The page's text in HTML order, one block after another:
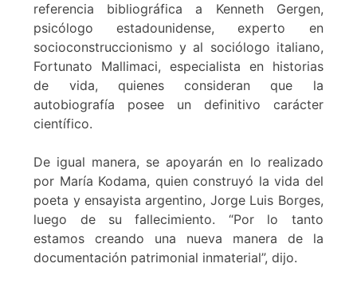
referencia bibliográfica a Kenneth Gergen,
psicólogo estadounidense, experto en
socioconstruccionismo y al sociólogo italiano,
Fortunato Mallimaci, especialista en historias
de vida, quienes consideran que la
autobiografía posee un definitivo carácter
científico.
De igual manera, se apoyarán en lo realizado
por María Kodama, quien construyó la vida del
poeta y ensayista argentino, Jorge Luis Borges,
luego de su fallecimiento. “Por lo tanto
estamos creando una nueva manera de la
documentación patrimonial inmaterial”, dijo.